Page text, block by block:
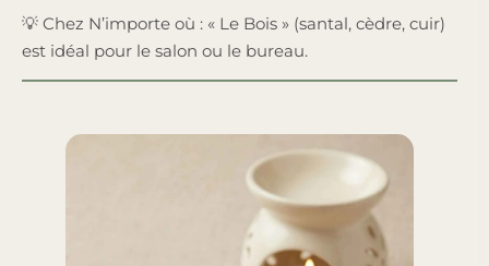
💡 Chez N’importe où : « Le Bois » (santal, cèdre, cuir)
est idéal pour le salon ou le bureau.